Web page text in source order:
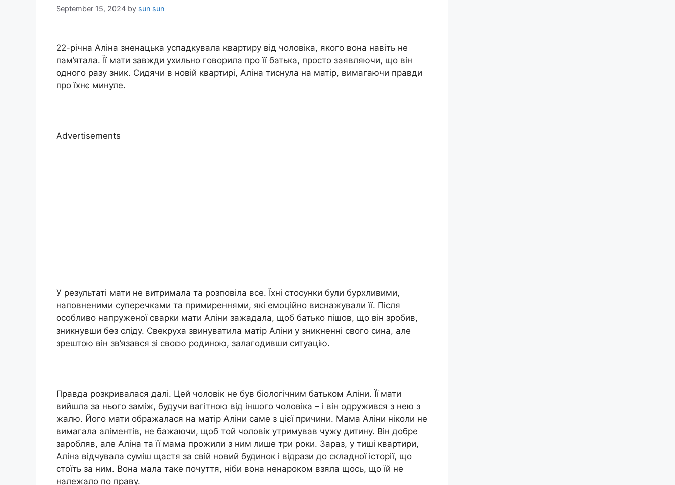
September 15, 2024 by sun sun
22-річна Аліна зненацька успадкувала квартиру від чоловіка, якого вона навіть не
пам’ятала. Її мати завжди ухильно говорила про її батька, просто заявляючи, що він
одного разу зник. Сидячи в новій квартирі, Аліна тиснула на матір, вимагаючи правди
про їхнє минуле.
Advertisements
У результаті мати не витримала та розповіла все. Їхні стосунки були бурхливими,
наповненими суперечками та примиреннями, які емоційно виснажували її. Після
особливо напруженої сварки мати Аліни зажадала, щоб батько пішов, що він зробив,
зникнувши без сліду. Свекруха звинуватила матір Аліни у зникненні свого сина, але
зрештою він зв’язався зі своєю родиною, залагодивши ситуацію.
Правда розкривалася далі. Цей чоловік не був біологічним батьком Аліни. Її мати
вийшла за нього заміж, будучи вагітною від іншого чоловіка – і він одружився з нею з
жалю. Його мати ображалася на матір Аліни саме з цієї причини. Мама Аліни ніколи не
вимагала аліментів, не бажаючи, щоб той чоловік утримував чужу дитину. Він добре
заробляв, але Аліна та її мама прожили з ним лише три роки. Зараз, у тиші квартири,
Аліна відчувала суміш щастя за свій новий будинок і відрази до складної історії, що
стоїть за ним. Вона мала таке почуття, ніби вона ненароком взяла щось, що їй не
належало по праву.